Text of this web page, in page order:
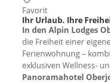
Favorit
Ihr Urlaub. Ihre
In den Alpin Lodges
die Freiheit einer
Ferienwohnung –
exklusiven Wellness-
Panoramahotel